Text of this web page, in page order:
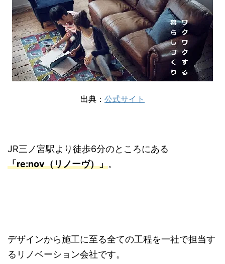
出典： 公式サイト
JR三ノ宮駅より徒歩6分のところにある
「re:nov（リノーヴ）」。
デザインから施工に至る全ての工程を一社で担当す
るリノベーション会社です。